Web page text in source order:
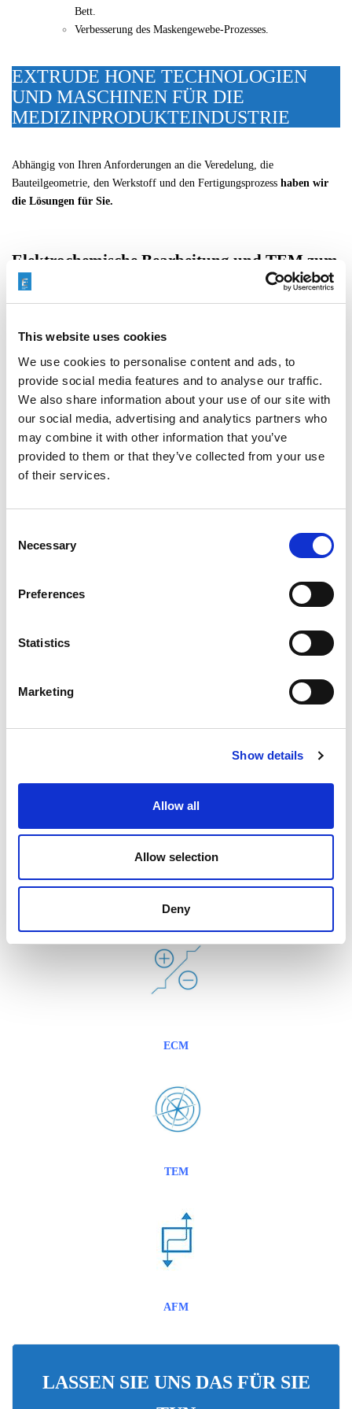
This website uses cookies
We use cookies to personalise content and ads, to
provide social media features and to analyse our traffic.
We also share information about your use of our site with
our social media, advertising and analytics partners who
may combine it with other information that you’ve
provided to them or that they’ve collected from your use
of their services.
Selection
Necessary
Preferences
Statistics
Marketing
Show details
Allow all
Allow selection
Deny
Bett.
Verbesserung des Maskengewebe-Prozesses.
EXTRUDE HONE TECHNOLOGIEN
UND MASCHINEN FÜR DIE
MEDIZINPRODUKTEINDUSTRIE
Abhängig von Ihren Anforderungen an die Veredelung, die
Bauteilgeometrie, den Werkstoff und den Fertigungsprozess haben wir
die Lösungen für Sie.
Elektrochemische Bearbeitung und TEM zum
Entgraten von Medizinprodukten
Die elektrochemische Bearbeitungermöglicht das Entgraten, Verrunden
interkondylären Bereich des CoCr-Knieimplantats (zentraler Kastenteil
und Nocken) äußerst wettbewerbsfähig. Die ECM-Bearbeitung ist schnell
und kostengünstig, da die Zähigkeit des Materials für ECM keine Rolle
spielt.
Wenn nur eine Entgratung erforderlich ist, kann das
thermische
Entgraten
eingesetzt werden, um Grate und unerwünschtes Material in
Abrasive Fließbearbeitung für das Polieren
medizinischer Geräte
für zahlreiche von der FDA zugelassene medizinische Geräte qualifiziert
MICROFLOW
gehört zur gleichen Familie und ist jetzt auch in einer
High-Flow-Variante erhältlich, die Sie in Betracht ziehen sollten, wenn
Lohnfertigungen für die Endbearbeitung von
Übrigens, Sie brauchen nicht zu investieren, “LASSEN SIE UNS DAS
ECM
TEM
AFM
LASSEN SIE UNS DAS FÜR SIE